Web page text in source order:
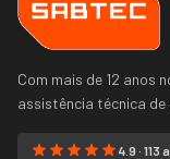
Com mais de 12 anos
assistência técnica
4.9 ·